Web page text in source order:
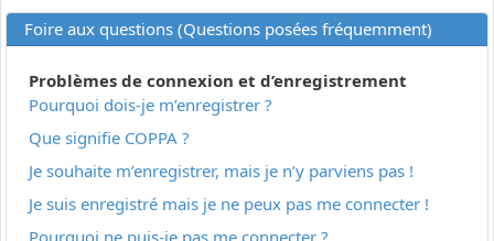
Foire aux questions (Questions posées fréquemment)
Problèmes de connexion et d’enregistrement
Pourquoi dois-je m’enregistrer ?
Que signifie COPPA ?
Je souhaite m’enregistrer, mais je n’y parviens pas !
Je suis enregistré mais je ne peux pas me connecter !
Pourquoi ne puis-je pas me connecter ?